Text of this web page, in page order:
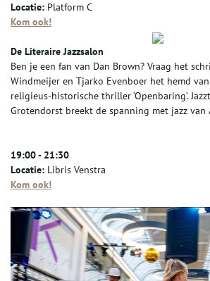
Locatie: Platform C
Kom ook!
De Literaire Jazzsalon
Ben je een fan van Dan Brown? Vraag het
Windmeijer en Tjarko Evenboer het hemd
religieus-historische thriller ‘Openbaring’.
Grotendorst breekt de spanning met jazz van
19:00 - 21:30
Locatie: Libris Venstra
Kom ook!